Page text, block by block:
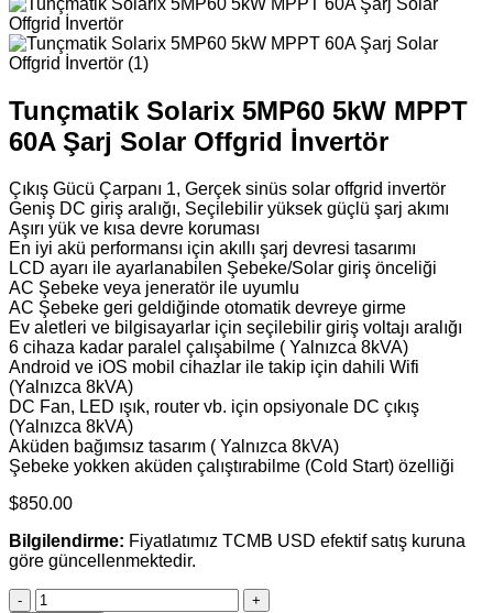
Tunçmatik Solarix 5MP60 5kW MPPT
60A Şarj Solar Offgrid İnvertör
Çıkış Gücü Çarpanı 1, Gerçek sinüs solar offgrid invertör
Geniş DC giriş aralığı, Seçilebilir yüksek güçlü şarj akımı
Aşırı yük ve kısa devre koruması
En iyi akü performansı için akıllı şarj devresi tasarımı
LCD ayarı ile ayarlanabilen Şebeke/Solar giriş önceliği
AC Şebeke veya jeneratör ile uyumlu
AC Şebeke geri geldiğinde otomatik devreye girme
Ev aletleri ve bilgisayarlar için seçilebilir giriş voltajı aralığı
6 cihaza kadar paralel çalışabilme ( Yalnızca 8kVA)
Android ve iOS mobil cihazlar ile takip için dahili Wifi
(Yalnızca 8kVA)
DC Fan, LED ışık, router vb. için opsiyonale DC çıkış
(Yalnızca 8kVA)
Aküden bağımsız tasarım ( Yalnızca 8kVA)
Şebeke yokken aküden çalıştırabilme (Cold Start) özelliği
$850.00
Bilgilendirme: Fiyatlatımız TCMB USD efektif satış kuruna
göre güncellenmektedir.
Tunçmatik